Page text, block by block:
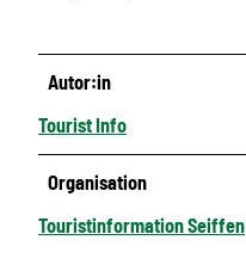
Autor:in
Tourist Info
Organisation
Touristinformation Seiffen